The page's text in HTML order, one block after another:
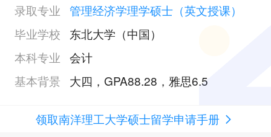
录取专业 管理经济学理学硕士（英文授课）
毕业学校
东北大学（中国）
本科专业 会计
基本背景
大四，GPA88.28，雅思6.5
领取南洋理工大学硕士留学申请手册